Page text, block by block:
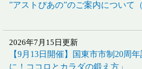
”アストぴあの”のご案内について（
2026年7月15日更新
【9月13日開催】国東市市制20周
に！ココロとカラダの鍛え方」